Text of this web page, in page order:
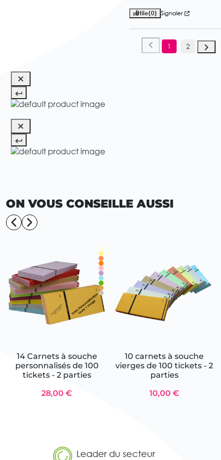
Utile(0) Signaler
1 2
ON VOUS CONSEILLE AUSSI
14 Carnets à souche
personnalisés de 100
tickets - 2 parties
28,00 €
10 carnets à souche
vierges de 100 tickets - 2
parties
10,00 €
Leader du secteur